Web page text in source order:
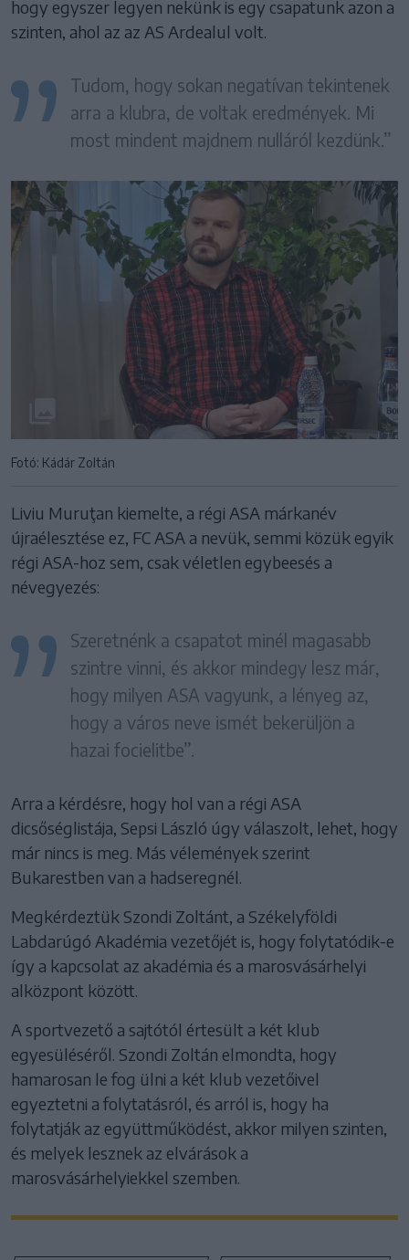
hogy egyszer legyen nekünk is egy csapatunk azon a
szinten, ahol az az AS Ardealul volt.
Tudom, hogy sokan negatívan tekintenek
arra a klubra, de voltak eredmények. Mi
most mindent majdnem nulláról kezdünk.”
Fotó: Kádár Zoltán
Liviu Muruţan kiemelte, a régi ASA márkanév
újraélesztése ez, FC ASA a nevük, semmi közük egyik
régi ASA-hoz sem, csak véletlen egybeesés a
névegyezés:
Szeretnénk a csapatot minél magasabb
szintre vinni, és akkor mindegy lesz már,
hogy milyen ASA vagyunk, a lényeg az,
hogy a város neve ismét bekerüljön a
hazai focielitbe”.
Arra a kérdésre, hogy hol van a régi ASA
dicsőséglistája, Sepsi László úgy válaszolt, lehet, hogy
már nincs is meg. Más vélemények szerint
Bukarestben van a hadseregnél.
Megkérdeztük Szondi Zoltánt, a Székelyföldi
Labdarúgó Akadémia vezetőjét is, hogy folytatódik-e
így a kapcsolat az akadémia és a marosvásárhelyi
alközpont között.
A sportvezető a sajtótól értesült a két klub
egyesüléséről. Szondi Zoltán elmondta, hogy
hamarosan le fog ülni a két klub vezetőivel
egyeztetni a folytatásról, és arról is, hogy ha
folytatják az együttműködést, akkor milyen szinten,
és melyek lesznek az elvárások a
marosvásárhelyiekkel szemben.